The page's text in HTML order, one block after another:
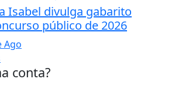
Isabel divulga gabarito
público de 2026
Ago
conta?